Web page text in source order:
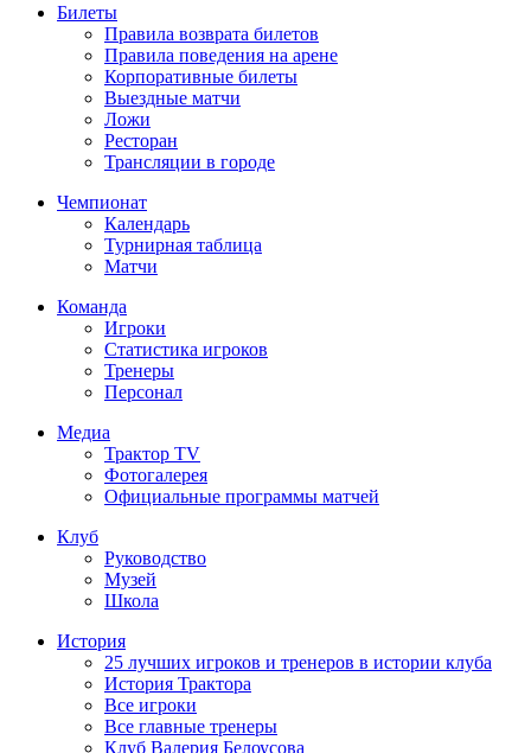
Билеты
Правила возврата билетов
Правила поведения на арене
Корпоративные билеты
Выездные матчи
Ложи
Ресторан
Трансляции в городе
Чемпионат
Календарь
Турнирная таблица
Матчи
Команда
Игроки
Статистика игроков
Тренеры
Персонал
Медиа
Трактор TV
Фотогалерея
Официальные программы матчей
Клуб
Руководство
Музей
Школа
История
25 лучших игроков и тренеров в истории клуба
История Трактора
Все игроки
Все главные тренеры
Клуб Валерия Белоусова